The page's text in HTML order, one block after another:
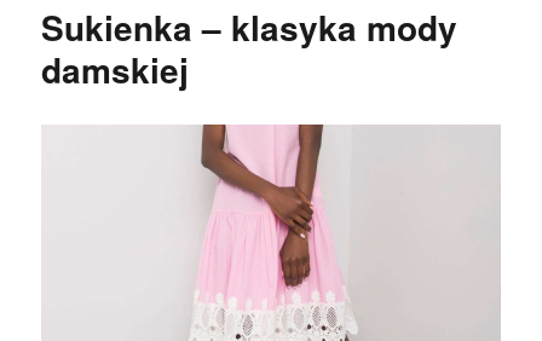
Sukienka – klasyka mody
damskiej